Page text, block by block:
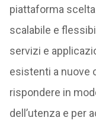
piattaforma
scalabile e
servizi e
esistenti a nuove
rispondere in
dell’utenza e per